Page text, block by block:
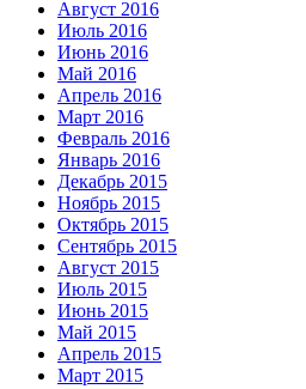
Август 2016
Июль 2016
Июнь 2016
Май 2016
Апрель 2016
Март 2016
Февраль 2016
Январь 2016
Декабрь 2015
Ноябрь 2015
Октябрь 2015
Сентябрь 2015
Август 2015
Июль 2015
Июнь 2015
Май 2015
Апрель 2015
Март 2015